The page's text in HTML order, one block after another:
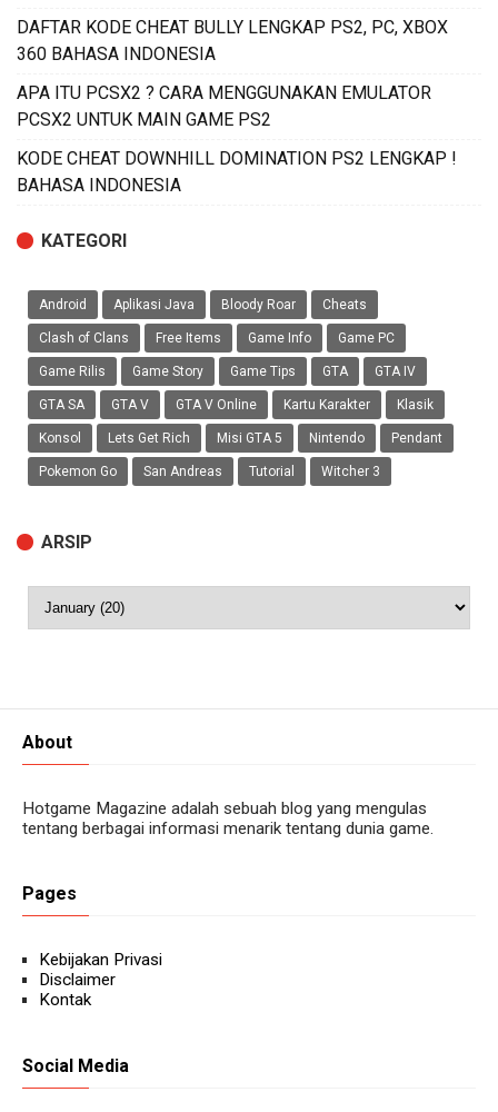
DAFTAR KODE CHEAT BULLY LENGKAP PS2, PC, XBOX
360 BAHASA INDONESIA
APA ITU PCSX2 ? CARA MENGGUNAKAN EMULATOR
PCSX2 UNTUK MAIN GAME PS2
KODE CHEAT DOWNHILL DOMINATION PS2 LENGKAP !
BAHASA INDONESIA
KATEGORI
Android Aplikasi Java Bloody Roar Cheats
Clash of Clans Free Items Game Info Game PC
Game Rilis Game Story Game Tips GTA GTA IV
GTA SA GTA V GTA V Online Kartu Karakter Klasik
Konsol Lets Get Rich Misi GTA 5 Nintendo Pendant
Pokemon Go San Andreas Tutorial Witcher 3
ARSIP
About
Hotgame Magazine adalah sebuah blog yang mengulas
tentang berbagai informasi menarik tentang dunia game.
Pages
Kebijakan Privasi
Disclaimer
Kontak
Social Media